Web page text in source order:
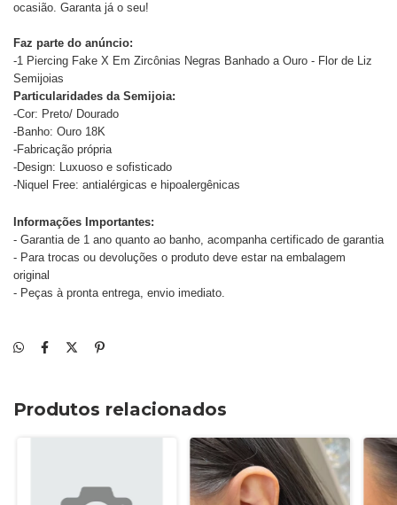
ocasião. Garanta já o seu!
Faz parte do anúncio:
-1 Piercing Fake X Em Zircônias Negras Banhado a Ouro - Flor de Liz
Semijoias
Particularidades da Semijoia:
-Cor: Preto/ Dourado
-Banho: Ouro 18K
-Fabricação própria
-Design: Luxuoso e sofisticado
-Niquel Free: antialérgicas e hipoalergênicas
Informações Importantes:
- Garantia de 1 ano quanto ao banho, acompanha certificado de garantia
- Para trocas ou devoluções o produto deve estar na embalagem
original
- Peças à pronta entrega, envio imediato.
Produtos relacionados